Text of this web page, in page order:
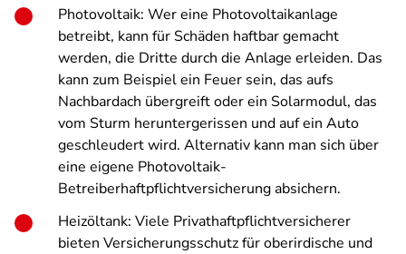
Photovoltaik: Wer eine Photovoltaikanlage
betreibt, kann für Schäden haftbar gemacht
werden, die Dritte durch die Anlage erleiden. Das
kann zum Beispiel ein Feuer sein, das aufs
Nachbardach übergreift oder ein Solarmodul, das
vom Sturm heruntergerissen und auf ein Auto
geschleudert wird. Alternativ kann man sich über
eine eigene Photovoltaik-
Betreiberhaftpflichtversicherung absichern.
Heizöltank: Viele Privathaftpflichtversicherer
bieten Versicherungsschutz für oberirdische und